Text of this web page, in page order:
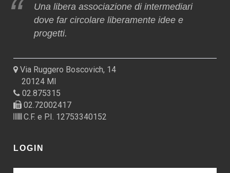
Una libera associazione di intermediari
dove far circolare liberamente idee e
progetti.
Via Ruggero Boscovich, 14
20124 MI
02.875315
02.72002417
C.F. e P.I. 12753340152
LOGIN